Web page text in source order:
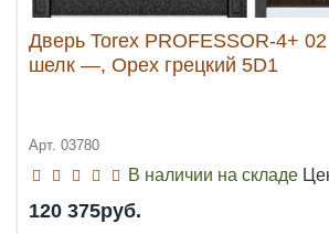
Дверь Torex PROFESSOR-4+
шелк —, Орех грецкий 5D1
Арт. 03780
В наличии на складе
120 375руб.